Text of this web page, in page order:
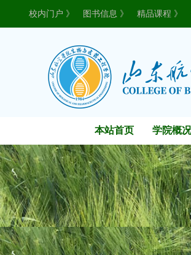
校内门户 》 图书信息 》 精品课程 》
本站首页 学院概况